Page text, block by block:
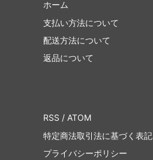
ホーム
支払い方法について
配送方法について
返品について
RSS / ATOM
特定商法取引法に基づく表記
プライバシーポリシー